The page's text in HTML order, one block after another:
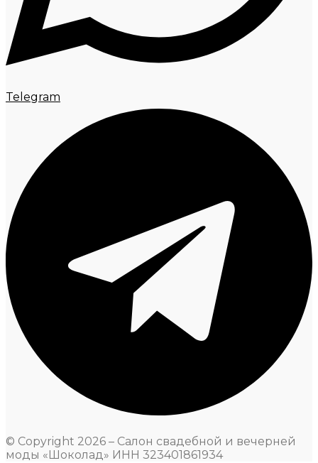
Telegram
© Copyright 2026 – Салон свадебной и вечерней
моды «Шоколад» ИНН 323401861934